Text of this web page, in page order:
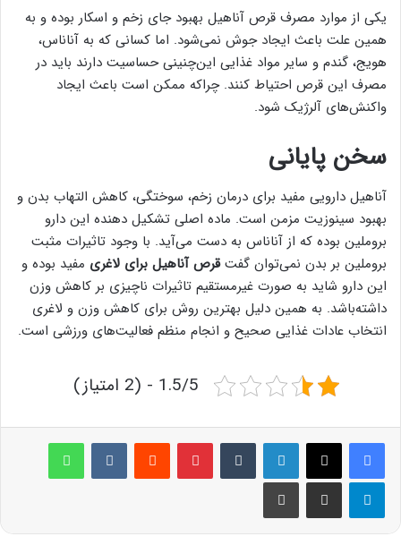
یکی از موارد مصرف قرص آناهیل بهبود جای زخم و اسکار بوده و به
همین علت باعث ایجاد جوش نمی‌شود. اما کسانی که به آناناس،
هویج، گندم و سایر مواد غذایی این‌چنینی حساسیت دارند باید در
مصرف این قرص احتیاط کنند. چراکه ممکن است باعث ایجاد
واکنش‌های آلرژیک شود.
سخن پایانی
آناهیل دارویی مفید برای درمان زخم، سوختگی، کاهش التهاب بدن و
بهبود سینوزیت مزمن است. ماده اصلی تشکیل دهنده این دارو
بروملین بوده که از آناناس به دست می‌آید. با وجود تاثیرات مثبت
بروملین بر بدن نمی‌توان گفتقرص آناهیل برای لاغری مفید بوده و
این دارو شاید به صورت غیرمستقیم تاثیرات ناچیزی بر کاهش وزن
داشته‌باشد. به همین دلیل بهترین روش برای کاهش وزن و لاغری
انتخاب عادات غذایی صحیح و انجام منظم فعالیت‌های ورزشی است.
1.5/5 - (2 امتیاز)
لینکدین ‫تامبلر پینترست‫رددیت ‫VKontakteواتس آپ
تلگرام اشتراک گذاری از طریق ایمیل چاپ